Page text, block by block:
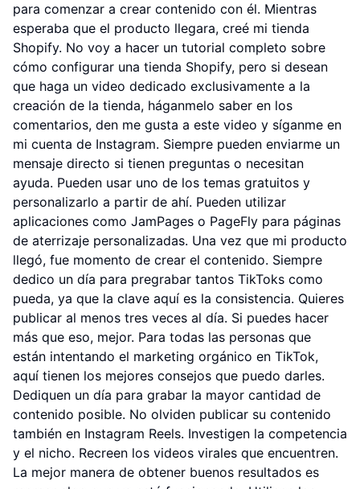
para comenzar a crear contenido con él. Mientras
esperaba que el producto llegara, creé mi tienda
Shopify. No voy a hacer un tutorial completo sobre
cómo configurar una tienda Shopify, pero si desean
que haga un video dedicado exclusivamente a la
creación de la tienda, háganmelo saber en los
comentarios, den me gusta a este video y síganme en
mi cuenta de Instagram. Siempre pueden enviarme un
mensaje directo si tienen preguntas o necesitan
ayuda. Pueden usar uno de los temas gratuitos y
personalizarlo a partir de ahí. Pueden utilizar
aplicaciones como JamPages o PageFly para páginas
de aterrizaje personalizadas. Una vez que mi producto
llegó, fue momento de crear el contenido. Siempre
dedico un día para pregrabar tantos TikToks como
pueda, ya que la clave aquí es la consistencia. Quieres
publicar al menos tres veces al día. Si puedes hacer
más que eso, mejor. Para todas las personas que
están intentando el marketing orgánico en TikTok,
aquí tienen los mejores consejos que puedo darles.
Dediquen un día para grabar la mayor cantidad de
contenido posible. No olviden publicar su contenido
también en Instagram Reels. Investigen la competencia
y el nicho. Recreen los videos virales que encuentren.
La mejor manera de obtener buenos resultados es